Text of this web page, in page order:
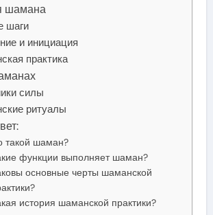
шамана
шаги
и инициация
практика
силы
ритуалы
такой шаман?
функции выполняет шаман?
основные черты шаманской
история шаманской практики?